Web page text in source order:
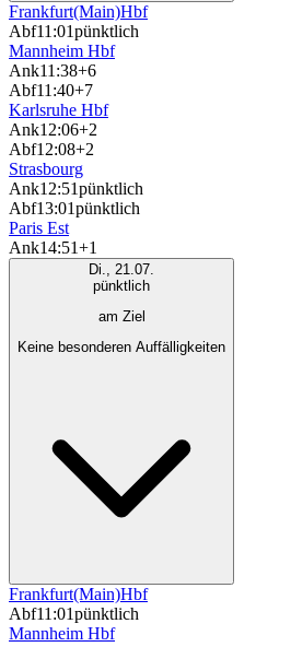
Frankfurt(Main)Hbf
Abf11:01pünktlich
Mannheim Hbf
Ank11:38+6
Abf11:40+7
Karlsruhe Hbf
Ank12:06+2
Abf12:08+2
Strasbourg
Ank12:51pünktlich
Abf13:01pünktlich
Paris Est
Ank14:51+1
Di., 21.07.
pünktlich
am Ziel
Keine besonderen Auffälligkeiten
Frankfurt(Main)Hbf
Abf11:01pünktlich
Mannheim Hbf